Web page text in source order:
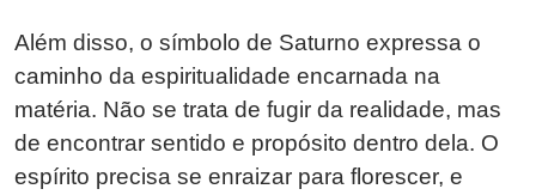
Além disso, o símbolo de Saturno expressa o
caminho da espiritualidade encarnada na
matéria. Não se trata de fugir da realidade, mas
de encontrar sentido e propósito dentro dela. O
espírito precisa se enraizar para florescer, e